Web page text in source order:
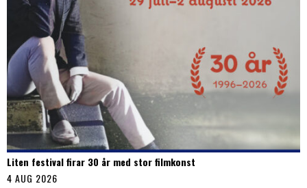
Liten festival firar 30 år med stor filmkonst
4 AUG 2026